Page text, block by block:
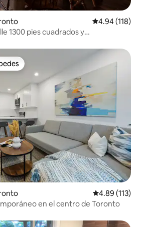
Calificación
4.94 (118)
1300 pies cuadrados y
Calificación
4.89 (113)
en el centro de Toronto